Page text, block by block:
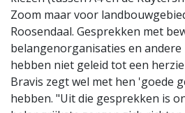
Zoom maar voor
Roosendaal. Gesprekken met
belangenorganisaties en
hebben niet geleid tot een
Bravis zegt wel met hen 'goede
hebben. "Uit die gesprekken is